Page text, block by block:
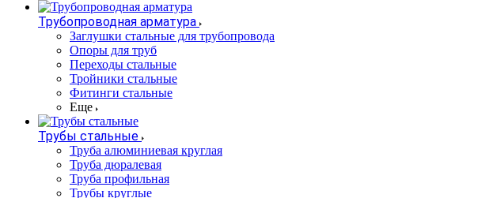
Трубопроводная арматура
Заглушки стальные для трубопровода
Опоры для труб
Переходы стальные
Тройники стальные
Фитинги стальные
Еще
Трубы стальные
Труба алюминиевая круглая
Труба дюралевая
Труба профильная
Трубы круглые